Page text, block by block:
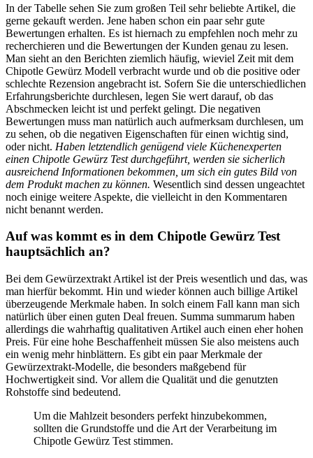
In der Tabelle sehen Sie zum großen Teil sehr beliebte Artikel, die
gerne gekauft werden. Jene haben schon ein paar sehr gute
Bewertungen erhalten. Es ist hiernach zu empfehlen noch mehr zu
recherchieren und die Bewertungen der Kunden genau zu lesen.
Man sieht an den Berichten ziemlich häufig, wieviel Zeit mit dem
Chipotle Gewürz Modell verbracht wurde und ob die positive oder
schlechte Rezension angebracht ist. Sofern Sie die unterschiedlichen
Erfahrungsberichte durchlesen, legen Sie wert darauf, ob das
Abschmecken leicht ist und perfekt gelingt. Die negativen
Bewertungen muss man natürlich auch aufmerksam durchlesen, um
zu sehen, ob die negativen Eigenschaften für einen wichtig sind,
oder nicht. Haben letztendlich genügend viele Küchenexperten
einen Chipotle Gewürz Test durchgeführt, werden sie sicherlich
ausreichend Informationen bekommen, um sich ein gutes Bild von
dem Produkt machen zu können. Wesentlich sind dessen ungeachtet
noch einige weitere Aspekte, die vielleicht in den Kommentaren
nicht benannt werden.
Auf was kommt es in dem Chipotle Gewürz Test
hauptsächlich an?
Bei dem Gewürzextrakt Artikel ist der Preis wesentlich und das, was
man hierfür bekommt. Hin und wieder können auch billige Artikel
überzeugende Merkmale haben. In solch einem Fall kann man sich
natürlich über einen guten Deal freuen. Summa summarum haben
allerdings die wahrhaftig qualitativen Artikel auch einen eher hohen
Preis. Für eine hohe Beschaffenheit müssen Sie also meistens auch
ein wenig mehr hinblättern. Es gibt ein paar Merkmale der
Gewürzextrakt-Modelle, die besonders maßgebend für
Hochwertigkeit sind. Vor allem die Qualität und die genutzten
Rohstoffe sind bedeutend.
Um die Mahlzeit besonders perfekt hinzubekommen,
sollten die Grundstoffe und die Art der Verarbeitung im
Chipotle Gewürz Test stimmen.